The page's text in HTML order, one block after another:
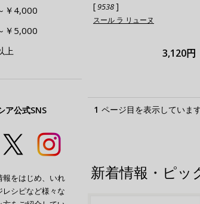
[9538]
スール ラ リューヌ
3,120円
1 ページ目を表示していま
新着情報・ピッ
￥4,000
￥5,000
上
ア公式SNS
報をはじめ、いれ
レシピなど様々な